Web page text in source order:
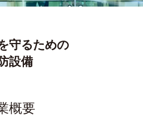
守るための
設備
概要